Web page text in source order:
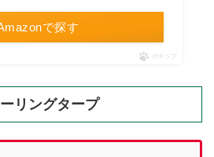
で探す
ポチップ
リングタープ